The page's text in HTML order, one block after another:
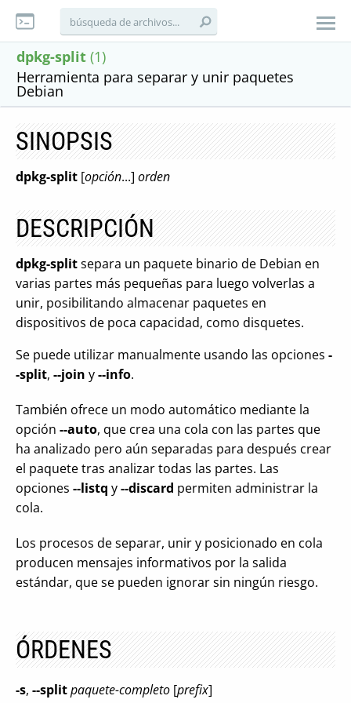
dpkg-split (1)
Herramienta para separar y unir paquetes
Debian
SINOPSIS
dpkg-split [opción...] orden
DESCRIPCIÓN
dpkg-splitsepara un paquete binario de Debian en
varias partes más pequeñas para luego volverlas a
unir, posibilitando almacenar paquetes en
dispositivos de poca capacidad, como disquetes.
Se puede utilizar manualmente usando las opciones -
-split, --join y--info.
También ofrece un modo automático mediante la
opción --auto, que crea una cola con las partes que
ha analizado pero aún separadas para después crear
el paquete tras analizar todas las partes. Las
opciones --listq y--discard permiten administrar la
cola.
Los procesos de separar, unir y posicionado en cola
producen mensajes informativos por la salida
estándar, que se pueden ignorar sin ningún riesgo.
ÓRDENES
-s, --splitpaquete-completo [prefix]